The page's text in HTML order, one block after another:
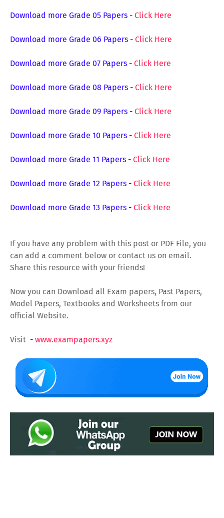
Download more Grade 05 Papers - Click Here
Download more Grade 06 Papers - Click Here
Download more Grade 07 Papers - Click Here
Download more Grade 08 Papers - Click Here
Download more Grade 09 Papers - Click Here
Download more Grade 10 Papers - Click Here
Download more Grade 11 Papers - Click Here
Download more Grade 12 Papers - Click Here
Download more Grade 13 Papers - Click Here
If you have any problem with this post or PDF File, you
can add a comment below or contact us on email.
Share this resource with your friends!
Now you can Download all Exam papers, Past Papers,
Model Papers, Textbooks and Worksheets from our
official Website.
Visit - www.exampapers.xyz